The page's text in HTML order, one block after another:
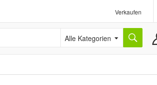
Verkaufen
Alle Kategorien